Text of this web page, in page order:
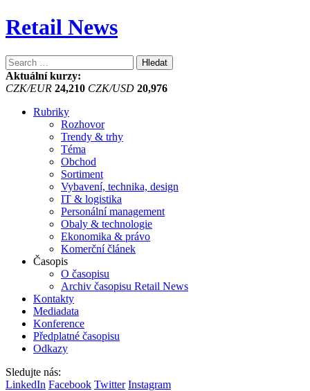
Retail News
Vyhledávání
Aktuální kurzy:
CZK/EUR 24,210 CZK/USD 20,976
Rubriky
Rozhovor
Trendy & trhy
Téma
Obchod
Sortiment
Vybavení, technika, design
IT & logistika
Personální management
Obaly & technologie
Ekonomika & právo
Komerční článek
Časopis
O časopisu
Archiv časopisu Retail News
Kontakty
Mediadata
Konference
Předplatné časopisu
Odkazy
Sledujte nás:
LinkedIn Facebook Twitter Instagram